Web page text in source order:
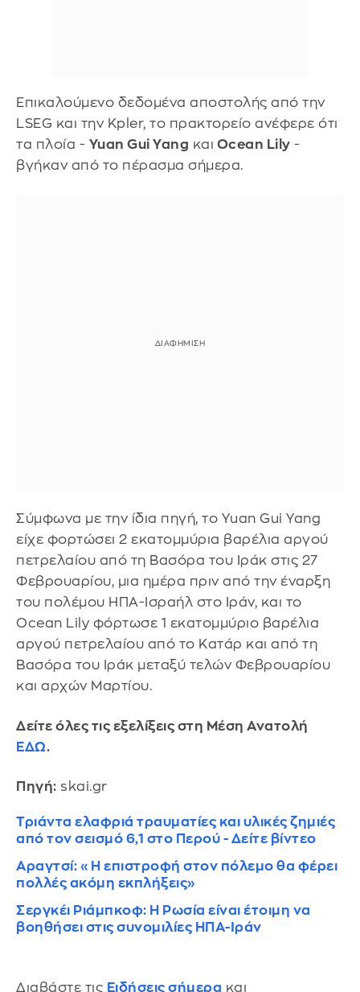
Επικαλούμενο δεδομένα αποστολής από την
LSEG και την Kpler, το πρακτορείο ανέφερε ότι
τα πλοία - Yuan Gui Yang και Ocean Lily -
βγήκαν από το πέρασμα σήμερα.
Σύμφωνα με την ίδια πηγή, το Yuan Gui Yang
είχε φορτώσει 2 εκατομμύρια βαρέλια αργού
πετρελαίου από τη Βασόρα του Ιράκ στις 27
Φεβρουαρίου, μια ημέρα πριν από την έναρξη
του πολέμου ΗΠΑ-Ισραήλ στο Ιράν, και το
Ocean Lily φόρτωσε 1 εκατομμύριο βαρέλια
αργού πετρελαίου από το Κατάρ και από τη
Βασόρα του Ιράκ μεταξύ τελών Φεβρουαρίου
και αρχών Μαρτίου.
Δείτε όλες τις εξελίξεις στη Μέση Ανατολή
ΕΔΩ.
Πηγή: skai.gr
Τριάντα ελαφριά τραυματίες και υλικές ζημιές
από τον σεισμό 6,1 στο Περού - Δείτε βίντεο
Αραγτσί: «Η επιστροφή στον πόλεμο θα φέρει
πολλές ακόμη εκπλήξεις»
Σεργκέι Ριάμπκοφ: Η Ρωσία είναι έτοιμη να
βοηθήσει στις συνομιλίες ΗΠΑ-Ιράν
Διαβάστε τις Ειδήσεις σήμερα και